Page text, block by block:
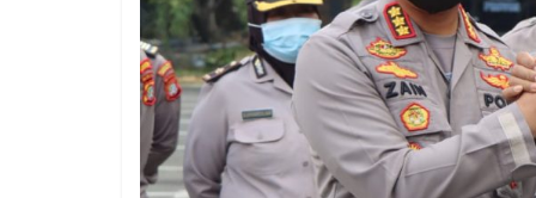
2018
sangat
berkualitas
karena
menereapkan
standar